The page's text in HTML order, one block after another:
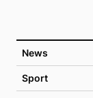
News
Sport